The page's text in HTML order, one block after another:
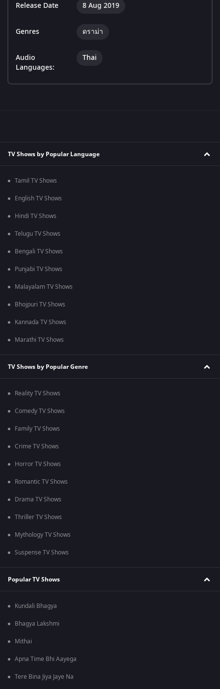
Release Date 8 Aug 2019
Genres ดราม่า
Audio
Languages:
Thai
TV Shows by Popular Language
Tamil TV Shows
English TV Shows
Hindi TV Shows
Telugu TV Shows
Bengali TV Shows
Punjabi TV Shows
Malayalam TV Shows
Bhojpuri TV Shows
Kannada TV Shows
Marathi TV Shows
TV Shows by Popular Genre
Reality TV Shows
Comedy TV Shows
Family TV Shows
Crime TV Shows
Horror TV Shows
Romantic TV Shows
Drama TV Shows
Thriller TV Shows
Mythology TV Shows
Suspense TV Shows
Popular TV Shows
Kundali Bhagya
Bhagya Lakshmi
Mithai
Apna Time Bhi Aayega
Tere Bina Jiya Jaye Na